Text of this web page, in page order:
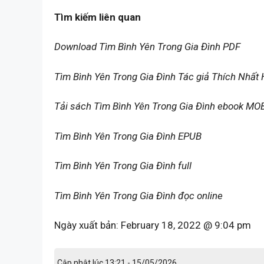
Tìm kiếm liên quan
Download Tìm Bình Yên Trong Gia Đình PDF
Tìm Bình Yên Trong Gia Đình Tác giả Thích Nhất
Tải sách Tìm Bình Yên Trong Gia Đình ebook
Tìm Bình Yên Trong Gia Đình EPUB
Tìm Bình Yên Trong Gia Đình full
Tìm Bình Yên Trong Gia Đình đọc online
Ngày xuất bản: February 18, 2022 @ 9:04 pm